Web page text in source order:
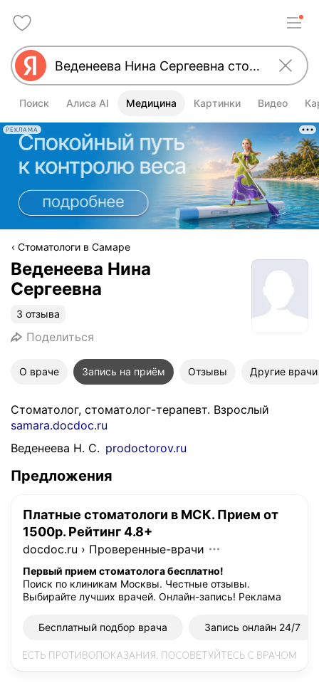
Поиск Алиса AI Медицина Картинки Видео
РЕКЛАМА
Стоматологи в Самаре
Веденеева Нина
Сергеевна
3 отзыва
Поделиться
О враче Запись на приём Отзывы Другие врачи
Стоматолог, стоматолог-терапевт. Взрослый
samara.docdoc.ru
Веденеева Н. С. prodoctorov.ru
Предложения
Платные стоматологи в МСК. Прием от
1500р. Рейтинг 4.8+
docdoc.ru › Проверенные-врачи
Первый прием стоматолога бесплатно!
Поиск по клиникам Москвы. Честные отзывы.
Выбирайте лучших врачей. Онлайн-запись! Реклама
Бесплатный подбор врача Запись онлайн 24/7